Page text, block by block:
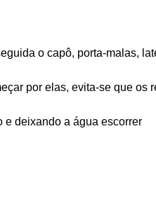
o capô, porta-malas,
por elas, evita-se que os
e deixando a água escorrer